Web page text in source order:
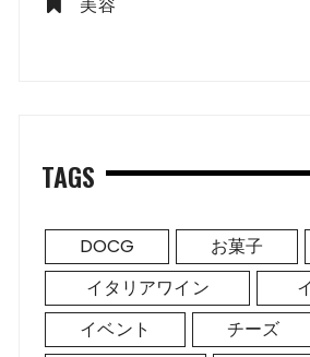
美容
TAGS
DOCG お菓子
イタリアワイン
イベント
チーズ